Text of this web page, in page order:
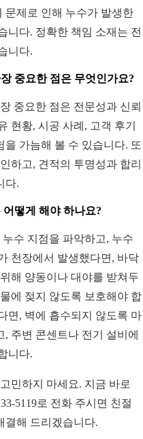
문제로 인해 누수가 발생한
니다. 정확한 책임 소재는 전
니다.
중요한 점은 무엇인가요?
중요한 점은 전문성과 신뢰
현황, 시공 사례, 고객 후기
가늠해 볼 수 있습니다. 또
하고, 견적의 투명성과 합리
다.
떻게 해야 하나요?
수 지점을 파악하고, 누수
천장에서 발생했다면, 바닥
해 양동이나 대야를 받쳐두
에 젖지 않도록 보호해야 합
면, 벽에 흡수되지 않도록 마
주변 콘센트나 전기 설비에
니다.
민하지 마세요. 지금 바로
5119로 전화 주시면 친절
결해 드리겠습니다.